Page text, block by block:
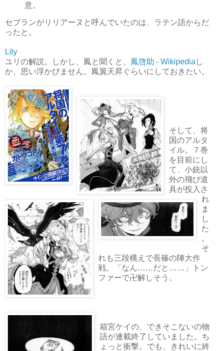
意。
セブランがリリアーヌと呼んでいたのは、ラテン語からだ
ったと。
Lily
ユリの解説。しかし、鳳と聞くと、 鳳啓助 - Wikipediaし
か、思い浮かびません。鳳翼天昇ぐらいにしておきたい。
そして、将
国のアルタ
イル。７巻
を目前にし
て、小銃以
外の飛び道
具が投入さ
れ
ま
し
た
。
そ
れも三段構えで長篠の陣大作
戦。「なん……だと……」トン
ファーで卍解しそう。
箱宮ケイの、できそこないの物
語が連載終了していました。ち
ょっと衝撃。でも、きれいに終